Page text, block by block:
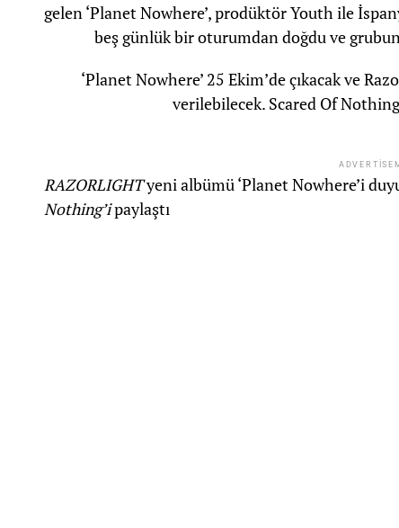
gelen ‘Planet Nowhere’, prodüktör Youth ile
beş günlük bir oturumdan doğdu ve
‘Planet Nowhere’ 25 Ekim’de çıkacak ve
verilebilecek. Scared Of
RAZORLIGHTyeni albümü ‘Planet Nowhere’i
Nothing’ipaylaştı